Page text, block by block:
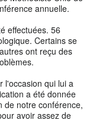
annuelle.
effectuées. 56
Certains se
ont reçu des
l'occasion qui lui a
a été donnée
de notre conférence,
avoir assez de